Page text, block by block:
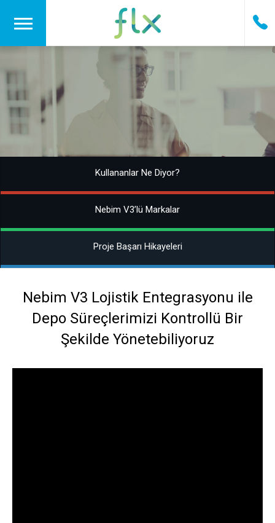
Kullananlar Ne Diyor?
Nebim V3’lü Markalar
Proje Başarı Hikayeleri
Nebim V3 Lojistik Entegrasyonu ile
Depo Süreçlerimizi Kontrollü Bir
Şekilde Yönetebiliyoruz